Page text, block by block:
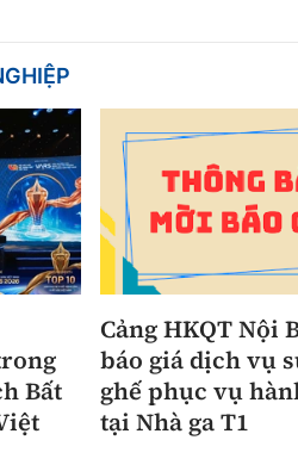
Bất
Cảng HKQT Nội
báo giá dịch vụ
ghế phục vụ
tại Nhà ga T1